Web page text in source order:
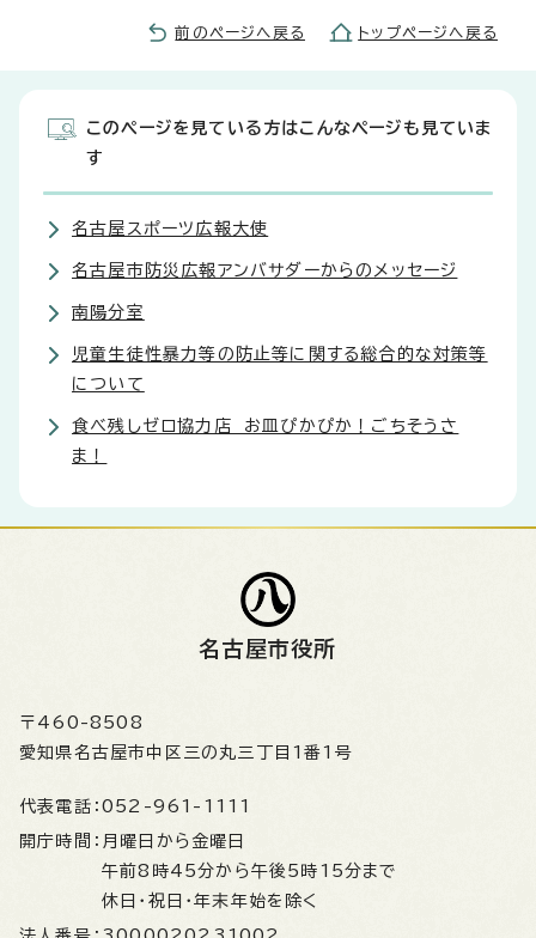
前のページへ戻る トップページへ戻る
このページを見ている方はこんなページも見ていま
す
名古屋スポーツ広報大使
名古屋市防災広報アンバサダーからのメッセージ
南陽分室
児童生徒性暴力等の防止等に関する総合的な対策等
について
食べ残しゼロ協力店 お皿ぴかぴか！ごちそうさ
ま！
名古屋市役所
〒460-8508
愛知県名古屋市中区三の丸三丁目1番1号
代表電話： 052-961-1111
開庁時間： 月曜日から金曜日
午前8時45分から午後5時15分まで
休日・祝日・年末年始を除く